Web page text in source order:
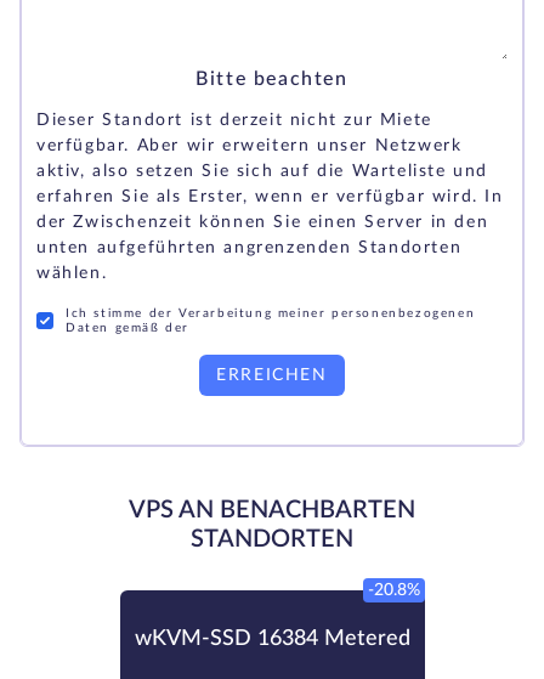
Bitte beachten
Dieser Standort ist derzeit nicht zur Miete
verfügbar. Aber wir erweitern unser Netzwerk
aktiv, also setzen Sie sich auf die Warteliste und
erfahren Sie als Erster, wenn er verfügbar wird. In
der Zwischenzeit können Sie einen Server in den
unten aufgeführten angrenzenden Standorten
wählen.
Ich stimme der Verarbeitung meiner personenbezogenen
Daten gemäß der
ERREICHEN
VPS AN BENACHBARTEN
STANDORTEN
wKVM-SSD 16384 Metered
-20.8%